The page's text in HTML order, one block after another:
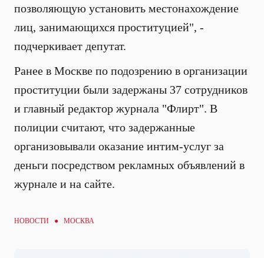
позволяющую установить местонахождение
лиц, занимающихся проституцией", -
подчеркивает депутат.
Ранее в Москве по подозрению в организации
проституции были задержаны 37 сотрудников
и главный редактор журнала "Флирт". В
полиции считают, что задержанные
организовывали оказание интим-услуг за
деньги посредством рекламных объявлений в
журнале и на сайте.
НОВОСТИ ● МОСКВА